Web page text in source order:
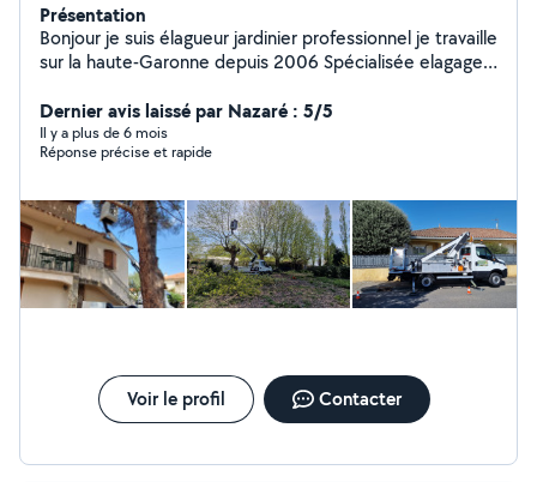
Présentation
Bonjour je suis élagueur jardinier professionnel je travaille
sur la haute-Garonne depuis 2006 Spécialisée elagage
sécurité N'hésitez pas à demander à devis gratuit
Dernier avis laissé par Nazaré : 5/5
Il y a plus de 6 mois
Réponse précise et rapide
Voir le profil Contacter